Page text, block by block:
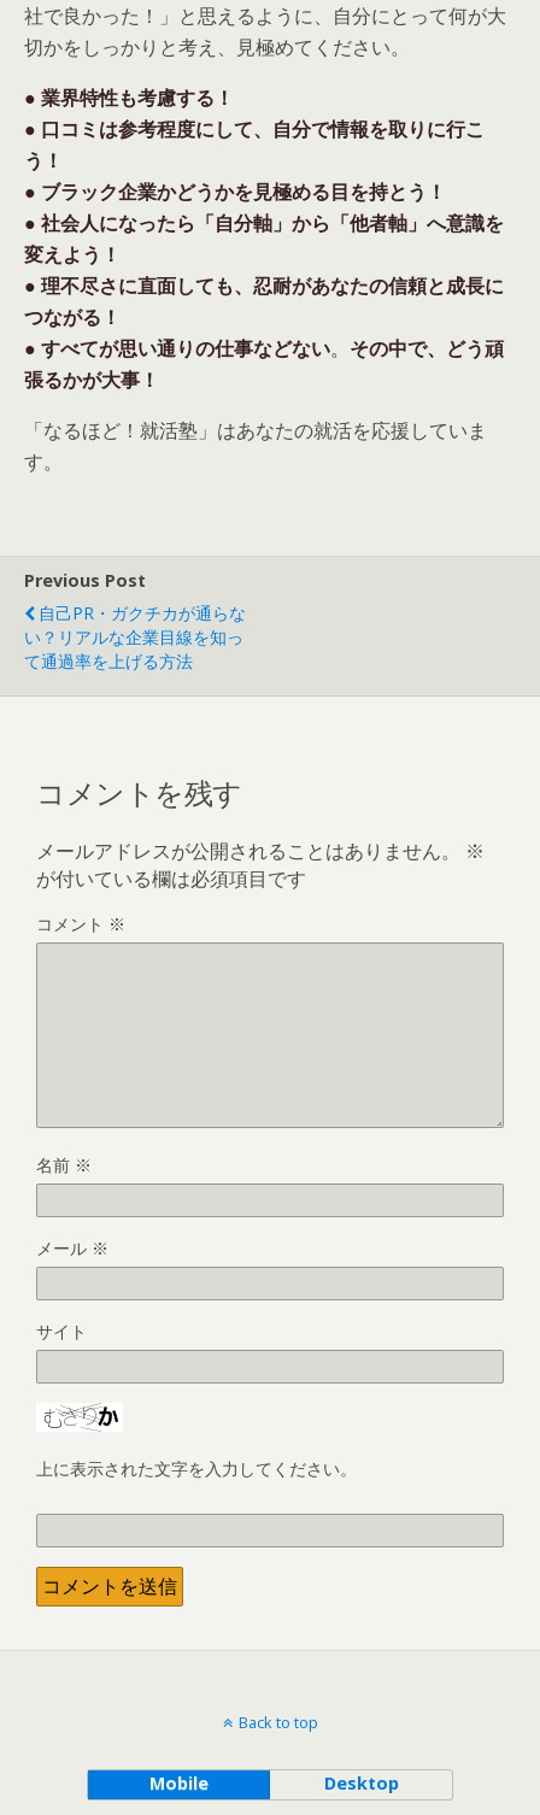
社で良かった！」と思えるように、自分にとって何が大
切かをしっかりと考え、見極めてください。
● 業界特性も考慮する！
● 口コミは参考程度にして、自分で情報を取りに行こ
う！
● ブラック企業かどうかを見極める目を持とう！
● 社会人になったら「自分軸」から「他者軸」へ意識を
変えよう！
● 理不尽さに直面しても、忍耐があなたの信頼と成長に
つながる！
● すべてが思い通りの仕事などない。 その中で、どう頑
張るかが大事！
「なるほど！就活塾」はあなたの就活を応援していま
す。
Previous Post
自己PR・ガクチカが通らな
い？リアルな企業目線を知っ
て通過率を上げる方法
コメントを残す
メールアドレスが公開されることはありません。
※
が付いている欄は必須項目です
コメント ※
名前 ※
メール ※
サイト
上に表示された文字を入力してください。
Back to top
Mobile Desktop